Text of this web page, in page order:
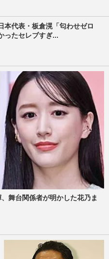
本代表・板倉滉「匂わせゼロ
ったセレブすぎ...
舞台関係者が明かした花乃ま